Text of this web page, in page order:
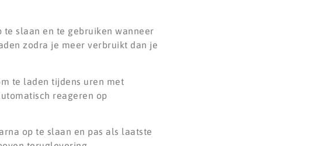
slaan en te gebruiken wanneer
zodra je meer verbruikt dan je
te laden tijdens uren met
reageren op
op te slaan en pas als laatste